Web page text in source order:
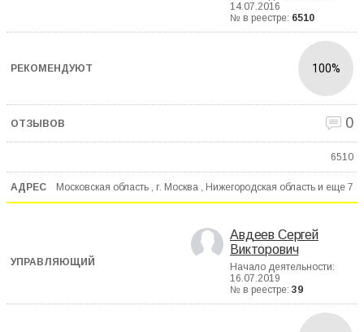
14.07.2016
№ в реестре: 6510
100%
0
6510
Московская область , г. Москва , Нижегородская область и еще 7
Авдеев Сергей
Викторович
Начало деятельности:
16.07.2019
№ в реестре: 39